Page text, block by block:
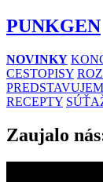
PUNKGEN
NOVINKY
CESTOPISY
RECEPTY
Zaujalo